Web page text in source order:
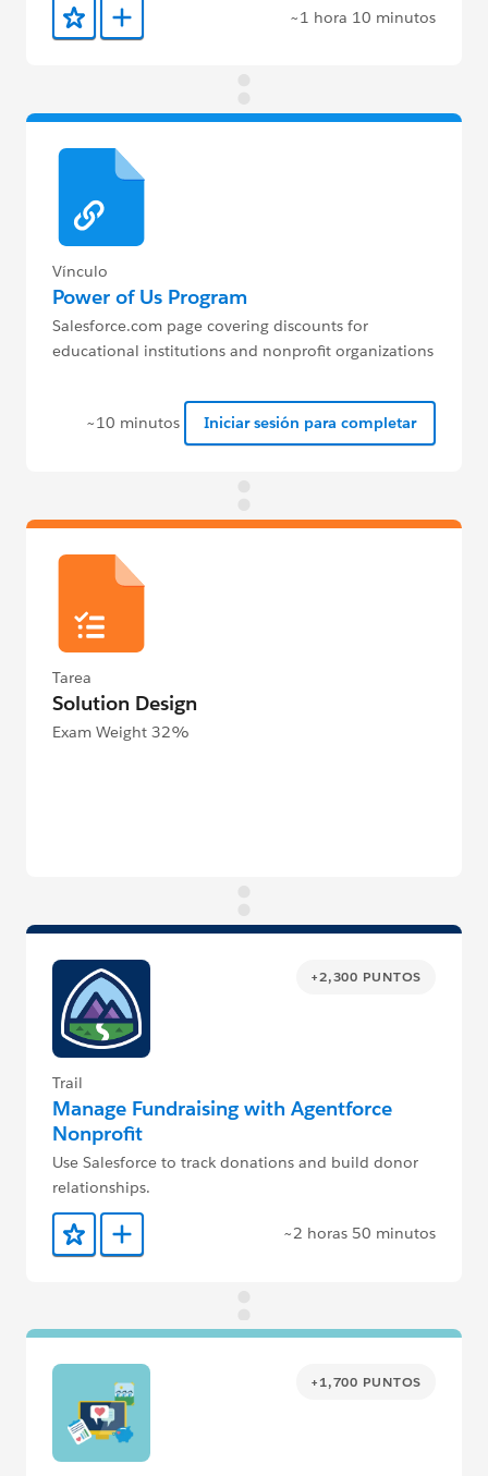
Agregar a favoritos
Agregar a Trailmix ~1 hora 10 minutos
Vínculo
Power of Us Program
Salesforce.com page covering discounts for
educational institutions and nonprofit organizations
~10 minutos Iniciar sesión para completar
Tarea
Solution Design
Exam Weight 32%
+2,300 PUNTOS
Trail
Manage Fundraising with Agentforce
Nonprofit
Use Salesforce to track donations and build donor
relationships.
Agregar a favoritos
Agregar a Trailmix ~2 horas 50 minutos
+1,700 PUNTOS